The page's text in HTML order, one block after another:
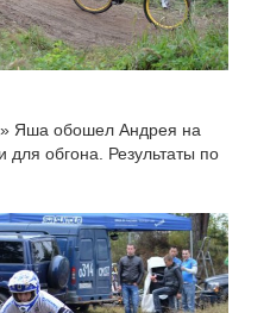
Яша обошел Андрея на
для обгона. Результаты по